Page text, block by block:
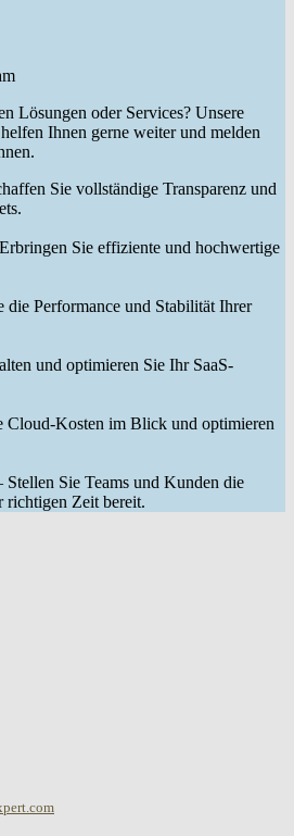
Lösungen oder Services? Unsere
Ihnen gerne weiter und melden
Sie vollständige Transparenz und
Sie effiziente und hochwertige
die Performance und Stabilität Ihrer
und optimieren Sie Ihr SaaS-
Cloud-Kosten im Blick und optimieren
Stellen Sie Teams und Kunden die
richtigen Zeit bereit.